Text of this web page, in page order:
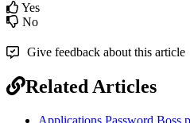
Yes
No
Give feedback about this article
Related Articles